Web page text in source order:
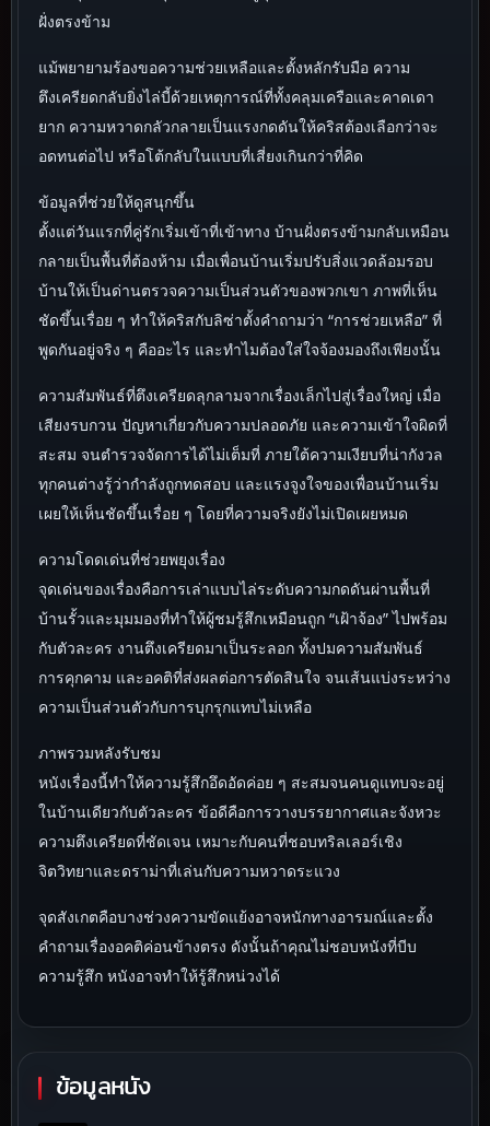
ฝั่งตรงข้าม
แม้พยายามร้องขอความช่วยเหลือและตั้งหลักรับมือ ความ
ตึงเครียดกลับยิ่งไล่บี้ด้วยเหตุการณ์ที่ทั้งคลุมเครือและคาดเดา
ยาก ความหวาดกลัวกลายเป็นแรงกดดันให้คริสต้องเลือกว่าจะ
อดทนต่อไป หรือโต้กลับในแบบที่เสี่ยงเกินกว่าที่คิด
ข้อมูลที่ช่วยให้ดูสนุกขึ้น
ตั้งแต่วันแรกที่คู่รักเริ่มเข้าที่เข้าทาง บ้านฝั่งตรงข้ามกลับเหมือน
กลายเป็นพื้นที่ต้องห้าม เมื่อเพื่อนบ้านเริ่มปรับสิ่งแวดล้อมรอบ
บ้านให้เป็นด่านตรวจความเป็นส่วนตัวของพวกเขา ภาพที่เห็น
ชัดขึ้นเรื่อย ๆ ทำให้คริสกับลิซ่าตั้งคำถามว่า “การช่วยเหลือ” ที่
พูดกันอยู่จริง ๆ คืออะไร และทำไมต้องใส่ใจจ้องมองถึงเพียงนั้น
ความสัมพันธ์ที่ตึงเครียดลุกลามจากเรื่องเล็กไปสู่เรื่องใหญ่ เมื่อ
เสียงรบกวน ปัญหาเกี่ยวกับความปลอดภัย และความเข้าใจผิดที่
สะสม จนตำรวจจัดการได้ไม่เต็มที่ ภายใต้ความเงียบที่น่ากังวล
ทุกคนต่างรู้ว่ากำลังถูกทดสอบ และแรงจูงใจของเพื่อนบ้านเริ่ม
เผยให้เห็นชัดขึ้นเรื่อย ๆ โดยที่ความจริงยังไม่เปิดเผยหมด
ความโดดเด่นที่ช่วยพยุงเรื่อง
จุดเด่นของเรื่องคือการเล่าแบบไล่ระดับความกดดันผ่านพื้นที่
บ้านรั้วและมุมมองที่ทำให้ผู้ชมรู้สึกเหมือนถูก “เฝ้าจ้อง” ไปพร้อม
กับตัวละคร งานตึงเครียดมาเป็นระลอก ทั้งปมความสัมพันธ์
การคุกคาม และอคติที่ส่งผลต่อการตัดสินใจ จนเส้นแบ่งระหว่าง
ความเป็นส่วนตัวกับการบุกรุกแทบไม่เหลือ
ภาพรวมหลังรับชม
หนังเรื่องนี้ทำให้ความรู้สึกอึดอัดค่อย ๆ สะสมจนคนดูแทบจะอยู่
ในบ้านเดียวกับตัวละคร ข้อดีคือการวางบรรยากาศและจังหวะ
ความตึงเครียดที่ชัดเจน เหมาะกับคนที่ชอบทริลเลอร์เชิง
จิตวิทยาและดราม่าที่เล่นกับความหวาดระแวง
จุดสังเกตคือบางช่วงความขัดแย้งอาจหนักทางอารมณ์และตั้ง
คำถามเรื่องอคติค่อนข้างตรง ดังนั้นถ้าคุณไม่ชอบหนังที่บีบ
ความรู้สึก หนังอาจทำให้รู้สึกหน่วงได้
ข้อมูลหนัง